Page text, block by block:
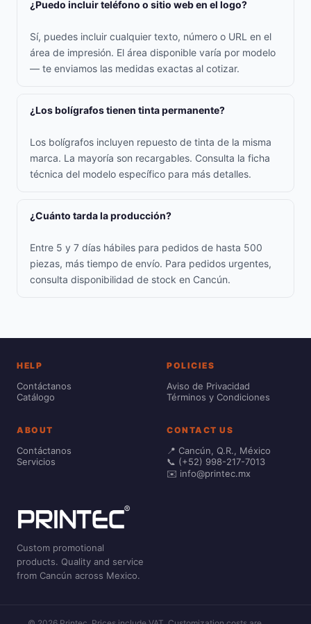
¿Puedo incluir teléfono o sitio web en el logo?
Sí, puedes incluir cualquier texto, número o URL en el
área de impresión. El área disponible varía por modelo
— te enviamos las medidas exactas al cotizar.
¿Los bolígrafos tienen tinta permanente?
Los bolígrafos incluyen repuesto de tinta de la misma
marca. La mayoría son recargables. Consulta la ficha
técnica del modelo específico para más detalles.
¿Cuánto tarda la producción?
Entre 5 y 7 días hábiles para pedidos de hasta 500
piezas, más tiempo de envío. Para pedidos urgentes,
consulta disponibilidad de stock en Cancún.
HELP
Contáctanos
Catálogo
POLICIES
Aviso de Privacidad
Términos y Condiciones
ABOUT
Contáctanos
Servicios
CONTACT US
📍 Cancún, Q.R., México
📞 (+52) 998-217-7013
✉️ info@printec.mx
Custom promotional
products. Quality and service
from Cancún across Mexico.